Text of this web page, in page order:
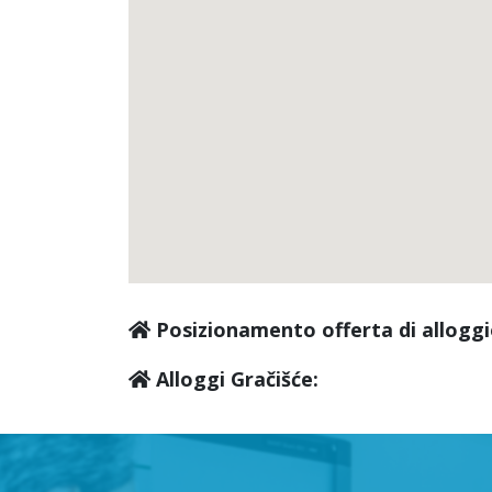
Posizionamento offerta di
Alloggi Gračišće: